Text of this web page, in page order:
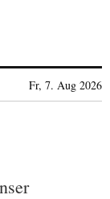
Fr, 7. Aug 2026